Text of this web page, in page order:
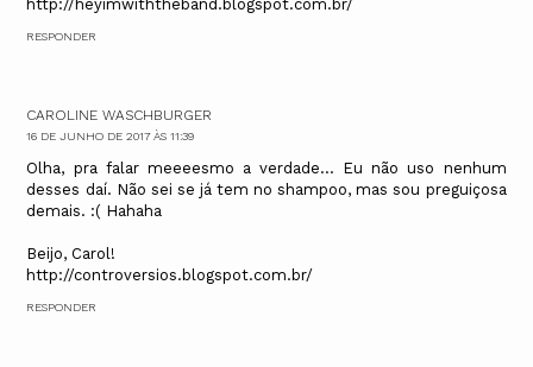
http://heyimwiththeband.blogspot.com.br/
RESPONDER
CAROLINE WASCHBURGER
16 DE JUNHO DE 2017 ÀS 11:39
Olha, pra falar meeeesmo a verdade... Eu não uso nenhum
desses daí. Não sei se já tem no shampoo, mas sou preguiçosa
demais. :( Hahaha
Beijo, Carol!
http://controversios.blogspot.com.br/
RESPONDER